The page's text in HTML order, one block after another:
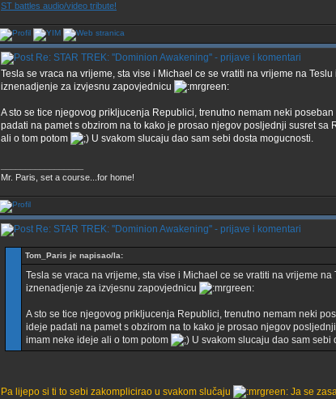
ST battles audio/video tribute!
Re: STAR TREK: ''Dominion Awakening'' - prijave i komentari
Tesla se vraca na vrijeme, sta vise i Michael ce se vratiti na vrijeme na
iznenadjenje za izvjesnu zapovjednicu
A sto se tice njegovog prikljucenja Republici, trenutno nemam neki
padati na pamet s obzirom na to kako je prosao njegov posljednji susret sa
ali o tom potom
U svakom slucaju dao sam sebi dosta mogucnosti.
Mr. Paris, set a course...for home!
Re: STAR TREK: ''Dominion Awakening'' - prijave i komentari
Tom_Paris je napisao/la:
Tesla se vraca na vrijeme, sta vise i Michael ce se vratiti na vrijeme
iznenadjenje za izvjesnu zapovjednicu
A sto se tice njegovog prikljucenja Republici, trenutno nemam neki
ideje padati na pamet s obzirom na to kako je prosao njegov
imam neke ideje ali o tom potom
U svakom slucaju dao sam sebi
Pa lijepo si ti to sebi zakomplicirao u svakom slučaju Ja se